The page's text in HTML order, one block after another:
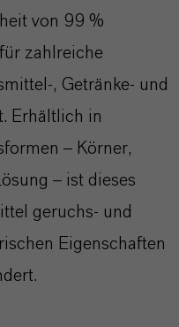
von 99 %
zahlreiche
, Getränke- und
Erhältlich in
– Körner,
– ist dieses
geruchs- und
Eigenschaften